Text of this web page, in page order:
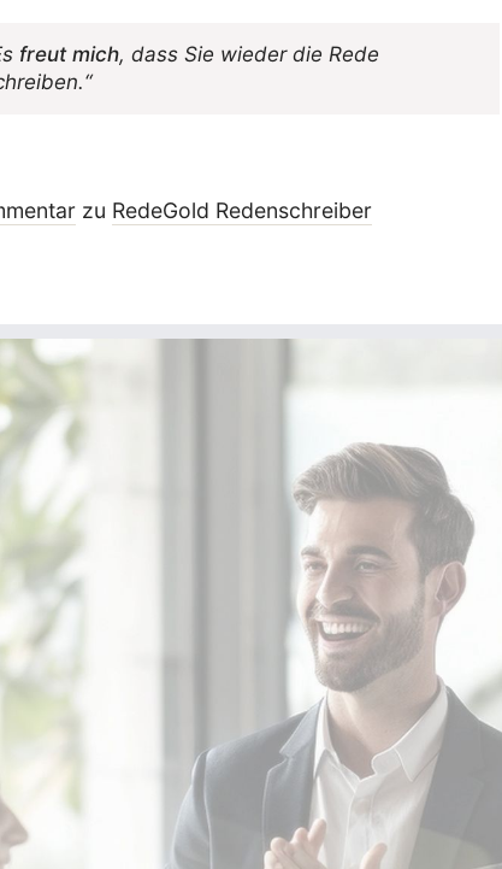
freut mich, dass Sie wieder die Rede
zu RedeGold Reden­schreiber